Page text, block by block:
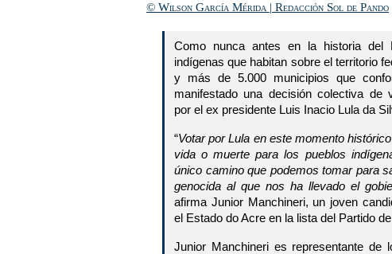
© Wilson García Mérida | Redacción Sol de Pando
Como nunca antes en la historia del
indígenas que habitan sobre el territorio
y más de 5.000 municipios que
manifestado una decisión colectiva de
por el ex presidente Luis Inacio Lula da
“Votar por Lula en este momento
vida o muerte para los pueblos
único camino que podemos tomar para
genocida al que nos ha llevado el
afirma Junior Manchineri, un joven
el Estado do Acre en la lista del Partido
Junior Manchineri es representante de